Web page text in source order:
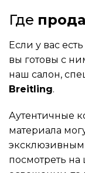
Где
Если у вас
вы готовы с
наш салон,
Breitling.
Аутентичные
материала
посмотреть